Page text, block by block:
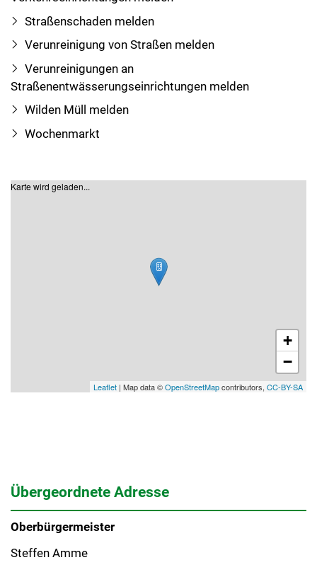
Straßenschaden melden
Verunreinigung von Straßen melden
Verunreinigungen an
Straßenentwässerungseinrichtungen melden
Wilden Müll melden
Wochenmarkt
Karte wird geladen...
+
−
Leaflet | Map data ©OpenStreetMapcontributors, CC-BY-SA
Übergeordnete Adresse
Oberbürgermeister
Steffen Amme